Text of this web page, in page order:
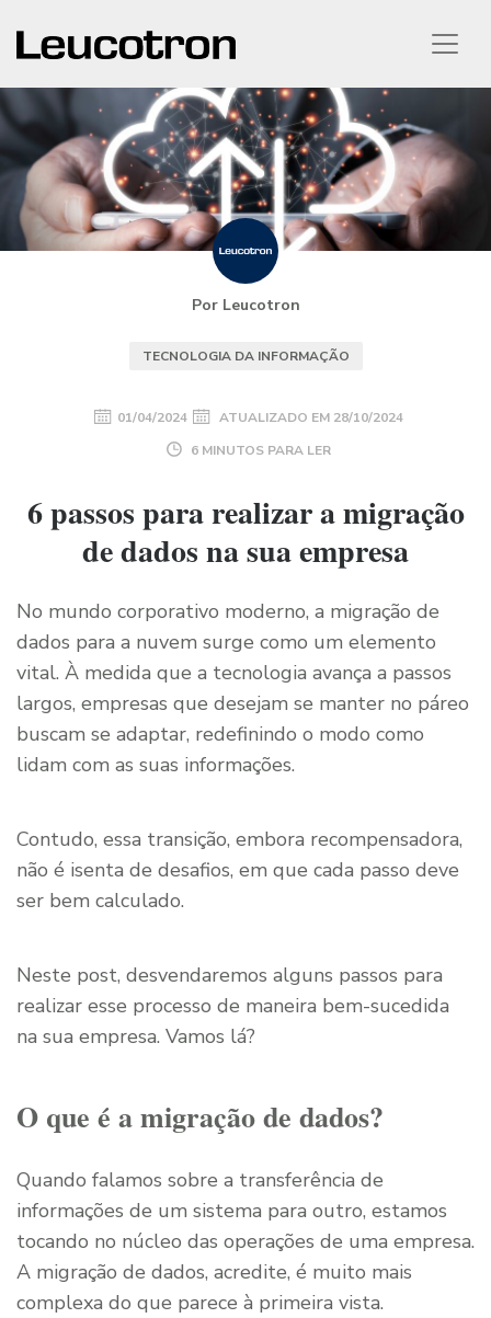
Por Leucotron
TECNOLOGIA DA INFORMAÇÃO
01/04/2024 ATUALIZADO EM 28/10/2024
6 MINUTOS PARA LER
6 passos para realizar a migração
de dados na sua empresa
No mundo corporativo moderno, a migração de
dados para a nuvem surge como um elemento
vital. À medida que a tecnologia avança a passos
largos, empresas que desejam se manter no páreo
buscam se adaptar, redefinindo o modo como
lidam com as suas informações.
Contudo, essa transição, embora recompensadora,
não é isenta de desafios, em que cada passo deve
ser bem calculado.
Neste post, desvendaremos alguns passos para
realizar esse processo de maneira bem-sucedida
na sua empresa. Vamos lá?
O que é a migração de dados?
Quando falamos sobre a transferência de
informações de um sistema para outro, estamos
tocando no núcleo das operações de uma empresa.
A migração de dados, acredite, é muito mais
complexa do que parece à primeira vista.